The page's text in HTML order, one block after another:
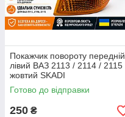
Покажчик повороту передній
лівий ВАЗ 2113 / 2114 / 2115
жовтий SKADI
Готово до відправки
250 ₴